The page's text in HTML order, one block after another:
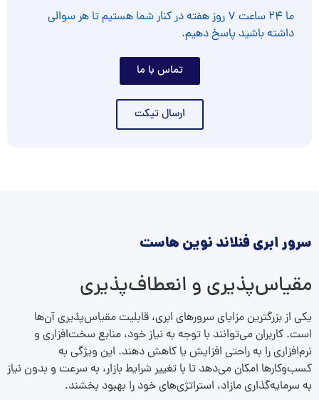
ما ۲۴ ساعت ۷ روز هفته در کنار شما هستیم تا هر سوالی
داشته باشید پاسخ دهیم.
تماس با ما
ارسال تیکت
سرور ابری فنلاند نوین هاست
مقیاس‌پذیری و انعطاف‌پذیری
یکی از بزرگترین مزایای سرورهای ابری، قابلیت مقیاس‌پذیری آن‌ها
است. کاربران می‌توانند با توجه به نیاز خود، منابع سخت‌افزاری و
نرم‌افزاری را به راحتی افزایش یا کاهش دهند. این ویژگی به
کسب‌وکارها امکان می‌دهد تا با تغییر شرایط بازار، به سرعت و بدون نیاز
به سرمایه‌گذاری مازاد، استراتژی‌های خود را بهبود بخشند.